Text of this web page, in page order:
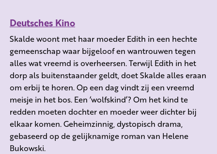
Deutsches Kino
Skalde woont met haar moeder Edith in een hechte
gemeenschap waar bijgeloof en wantrouwen tegen
alles wat vreemd is overheersen. Terwijl Edith in het
dorp als buitenstaander geldt, doet Skalde alles eraan
om erbij te horen. Op een dag vindt zij een vreemd
meisje in het bos. Een ‘wolfskind’? Om het kind te
redden moeten dochter en moeder weer dichter bij
elkaar komen. Geheimzinnig, dystopisch drama,
gebaseerd op de gelijknamige roman van Helene
Bukowski.